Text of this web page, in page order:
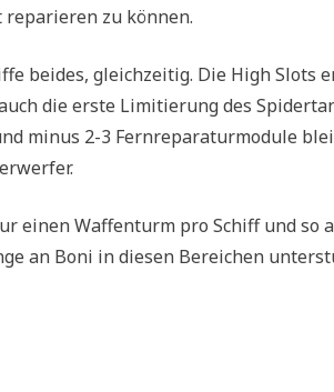
reparieren zu können.
beides, gleichzeitig. Die High Slots
die erste Limitierung des
minus 2-3 Fernreparaturmodule
einen Waffenturm pro Schiff und so
an Boni in diesen Bereichen